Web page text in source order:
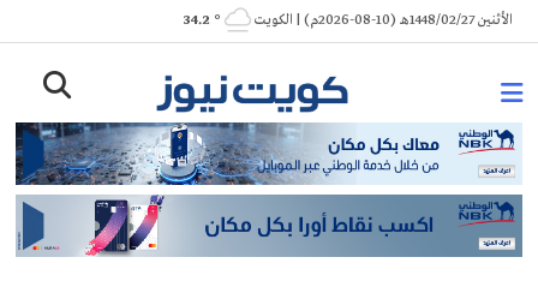
Skip
to
الأثنين 1448/02/27هـ (10-08-2026م) | الكويت ° 34.2